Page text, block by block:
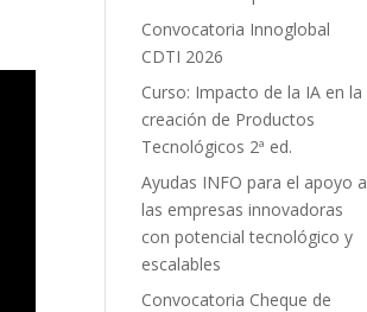
Convocatoria Innoglobal
CDTI 2026
Curso: Impacto de la IA en la
creación de Productos
Tecnológicos 2ª ed.
Ayudas INFO para el apoyo a
las empresas innovadoras
con potencial tecnológico y
escalables
Convocatoria Cheque de